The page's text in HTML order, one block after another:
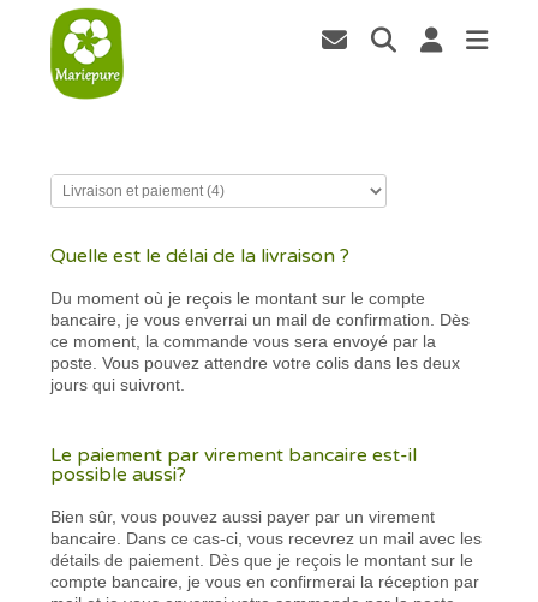
Quelle est le délai de la livraison ?
Du moment où je reçois le montant sur le compte
bancaire, je vous enverrai un mail de confirmation. Dès
ce moment, la commande vous sera envoyé par la
poste. Vous pouvez attendre votre colis dans les deux
jours qui suivront.
Le paiement par virement bancaire est-il
possible aussi?
Bien sûr, vous pouvez aussi payer par un virement
bancaire. Dans ce cas-ci, vous recevrez un mail avec les
détails de paiement. Dès que je reçois le montant sur le
compte bancaire, je vous en confirmerai la réception par